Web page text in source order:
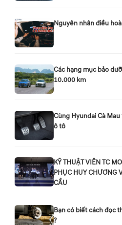
Nguyên nhân điều
Các hạng mục bảo
10.000 km
Cùng Hyundai Cà
ô tô
KỸ THUẬT VIÊN TC
PHỤC HUY CHƯƠNG
CẦU
Bạn có biết cách đọc
?